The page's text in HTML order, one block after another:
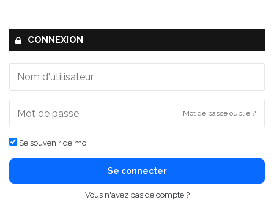
CONNEXION
Mot de passe oublié ?
Se souvenir de moi
Se connecter
Vous n'avez pas de compte ?